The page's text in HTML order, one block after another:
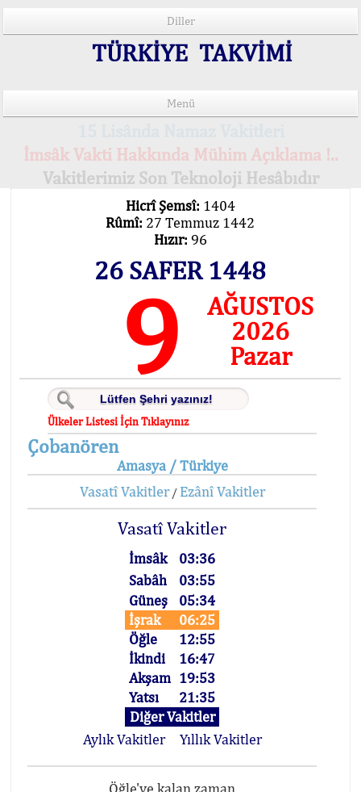
Diller
TÜRKİYE TAKVİMİ
Menü
İmsâk Vakti Hakkında Mühim Açıklama !..
Vakitlerimiz Son Teknoloji Hesâbıdır
Hicrî Şemsî: 1404
Rûmî: 27 Temmuz 1442
Hızır: 96
26 SAFER 1448
9
AĞUSTOS
2026
Pazar
Ülkeler Listesi İçin Tıklayınız
Çobanören
Amasya / Türkiye
Vasatî Vakitler/ Ezânî Vakitler
Vasatî Vakitler
İmsâk
03:36
Sabâh
03:55
Güneş
05:34
İşrak
06:25
Öğle
12:55
İkindi
16:47
Akşam 19:53
Yatsı
21:35
Diğer Vakitler
Aylık Vakitler
Yıllık Vakitler
Öğle'ye kalan zaman